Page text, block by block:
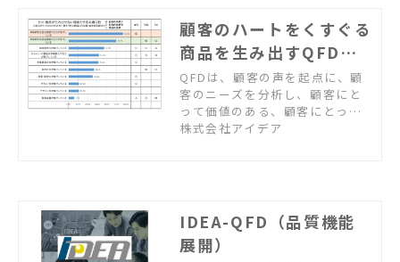
顧客のハートをくすぐる
商品を生み出すQFDセ
ミナー
QFDは、顧客の声を起点に、顧
客のニーズを分析し、顧客にと
って価値のある、顧客にとって
魅力的な商品を開発する、とい
ロセスを身近な事例で紹介し、
従来の商品企画との違いと有効
性を体験していただきます。
株式会社アイデア
IDEA-QFD（品質機能
展開）